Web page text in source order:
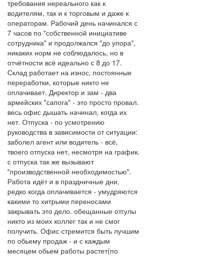
требования нереального как к
водителям, так и к торговым и даже к
операторам. Рабочий день начинался с
7 часов по "собственной инициативе
сотрудника" и продолжался "до упора",
никаких норм не соблюдалось, но в
отчётности всё идеально с 8 до 17.
Склад работает на износ, постоянные
переработки, которые никто не
оплачивает. Директор и зам - два
армейских "сапога" - это просто провал.
весь офис дышать начинал, когда их
нет. Отпуска - по усмотрению
руководства в зависимости от ситуации:
заболел агент или водитель - всё,
твоего отпуска нет, несмотря на график.
с отпуска так же вызывают
"производственной необходимостью".
Работа идёт и в праздничные дни,
редко когда оплачивается - умудряются
какими то хитрыми переносами
закрывать это дело. обещанные отгулы
никто из моих коллег так и не смог
получить. Офис стремится быть лучшим
по обьему продаж - и с каждым
месяцем обьем работы растет(по